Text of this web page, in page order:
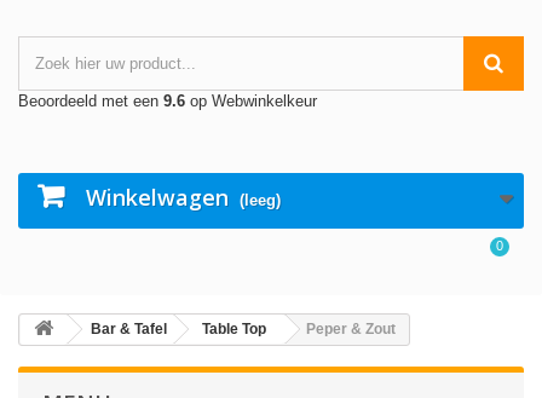
Beoordeeld met een 9.6 op Webwinkelkeur
Winkelwagen (leeg)
0
Bar & Tafel Table Top Peper & Zout